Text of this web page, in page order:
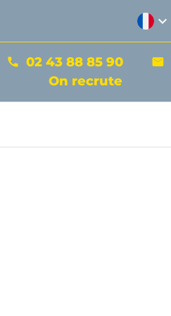
expand_more
phone 02 43 88 85 90 mail
On recrute